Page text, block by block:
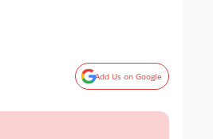
Add Us on Google